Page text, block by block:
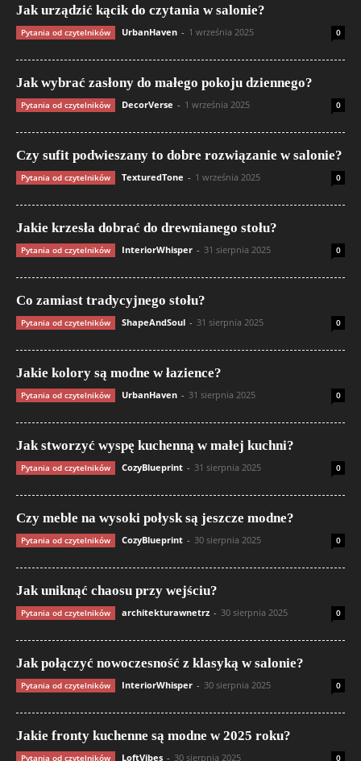
Jak urządzić kącik do czytania w salonie?
Pytania od czytelników UrbanHaven - 1 września 2025 0
Jak wybrać zasłony do małego pokoju dziennego?
Pytania od czytelników DecorVerse - 1 września 2025 0
Czy sufit podwieszany to dobre rozwiązanie w salonie?
Pytania od czytelników TexturedTone - 1 września 2025 0
Jakie krzesła dobrać do drewnianego stołu?
Pytania od czytelników InteriorWhisper - 31 sierpnia 2025 0
Co zamiast tradycyjnego stołu?
Pytania od czytelników ShapeAndSoul - 31 sierpnia 2025 0
Jakie kolory są modne w łazience?
Pytania od czytelników UrbanHaven - 31 sierpnia 2025 0
Jak stworzyć wyspę kuchenną w małej kuchni?
Pytania od czytelników CozyBlueprint - 31 sierpnia 2025 0
Czy meble na wysoki połysk są jeszcze modne?
Pytania od czytelników CozyBlueprint - 30 sierpnia 2025 0
Jak uniknąć chaosu przy wejściu?
Pytania od czytelników architekturawnetrz - 30 sierpnia 2025 0
Jak połączyć nowoczesność z klasyką w salonie?
Pytania od czytelników InteriorWhisper - 30 sierpnia 2025 0
Jakie fronty kuchenne są modne w 2025 roku?
Pytania od czytelników LoftVibes - 30 sierpnia 2025 0